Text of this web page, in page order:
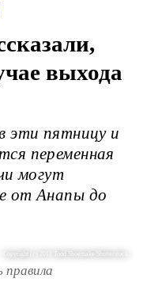
выхода
эти пятницу и
переменная
могут
от Анапы до
Copyright (c) 2011 Todd Shoemake/Shutterstock.